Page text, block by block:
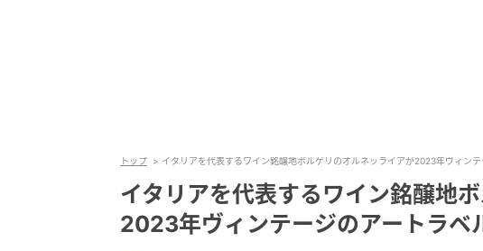
トップ イタリアを代表するワイン銘醸地ボルゲリのオルネッライアが2023年ヴィン
イタリアを代表するワイン銘醸地
2023年ヴィンテージのアートラベ